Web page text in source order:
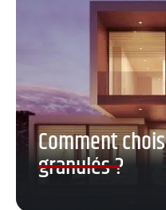
Comment
granulés ?